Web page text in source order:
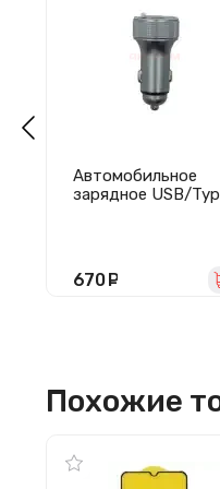
Автомобильное
зарядное USB/
/1Type-C/1USB)
серое
670
Похожие